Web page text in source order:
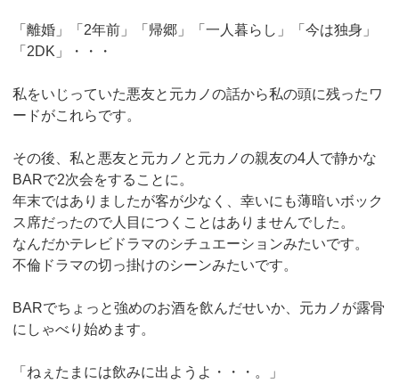
「離婚」「2年前」「帰郷」「一人暮らし」「今は独身」
「2DK」・・・
私をいじっていた悪友と元カノの話から私の頭に残ったワ
ードがこれらです。
その後、私と悪友と元カノと元カノの親友の4人で静かな
BARで2次会をすることに。
年末ではありましたが客が少なく、幸いにも薄暗いボック
ス席だったので人目につくことはありませんでした。
なんだかテレビドラマのシチュエーションみたいです。
不倫ドラマの切っ掛けのシーンみたいです。
BARでちょっと強めのお酒を飲んだせいか、元カノが露骨
にしゃべり始めます。
「ねぇたまには飲みに出ようよ・・・。」